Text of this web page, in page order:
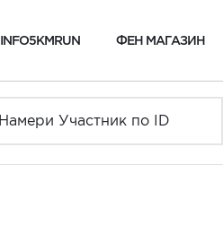
INFO5KMRUN ФЕН МАГАЗИН